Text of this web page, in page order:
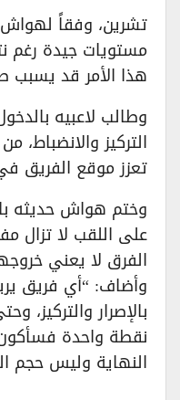
تشرين، وفقاً
مستويات جيدة رغم
هذا الأمر قد يسبب
وطالب لاعبيه
التركيز والانضباط،
تعزز موقع الفريق
وختم هواش حديثه
على اللقب لا تزال
الفرق لا يعني
وأضاف: “أي فريق
بالإصرار والتركيز،
نقطة واحدة
النهاية وليس حجم